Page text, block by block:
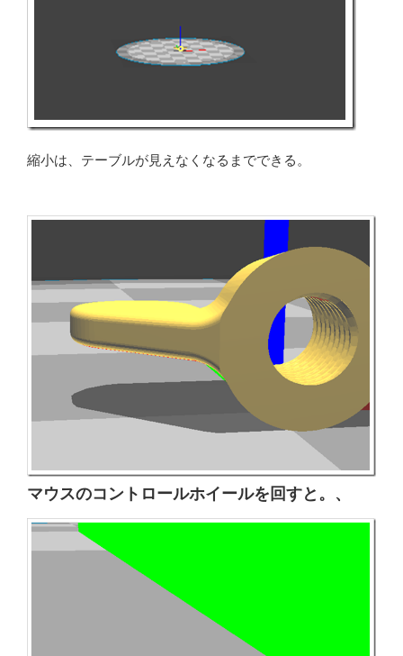
縮小は、テーブルが見えなくなるまでできる。
マウスのコントロールホイールを回すと。、